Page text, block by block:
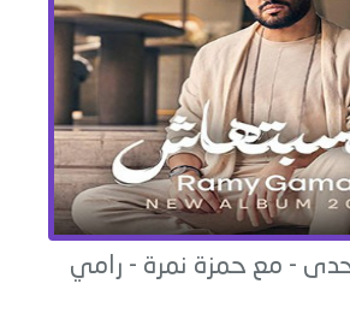
- مع حمزة نمرة - رامي